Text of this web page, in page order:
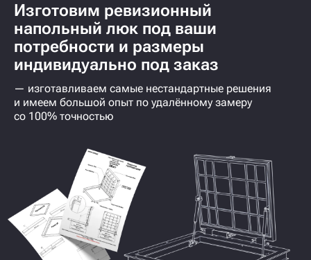
Изготовим ревизионный
напольный люк под ваши
потребности и размеры
индивидуально под заказ
— изготавливаем самые нестандартные решения
и имеем большой опыт по удалённому замеру
со 100% точностью